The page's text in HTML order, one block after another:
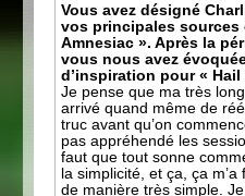
Vous avez désigné
vos principales sources
Amnesiac ». Après la
vous nous avez
d’inspiration pour « Hail
Je pense que ma très
arrivé quand même de
truc avant qu’on
pas appréhendé les
faut que tout sonne
la simplicité, et ça, ça
de manière très simple.